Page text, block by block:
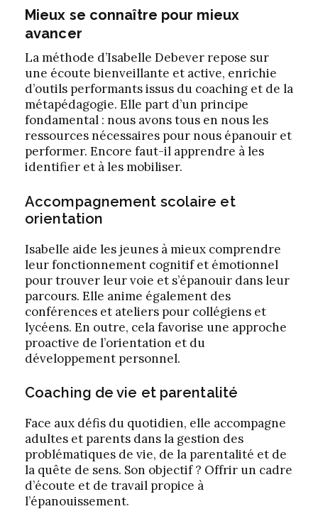
Mieux se connaître pour mieux
avancer
La méthode d’Isabelle Debever repose sur
une écoute bienveillante et active, enrichie
d’outils performants issus du coaching et de la
métapédagogie. Elle part d’un principe
fondamental : nous avons tous en nous les
ressources nécessaires pour nous épanouir et
performer. Encore faut-il apprendre à les
identifier et à les mobiliser.
Accompagnement scolaire et
orientation
Isabelle aide les jeunes à mieux comprendre
leur fonctionnement cognitif et émotionnel
pour trouver leur voie et s’épanouir dans leur
parcours. Elle anime également des
conférences et ateliers pour collégiens et
lycéens. En outre, cela favorise une approche
proactive de l’orientation et du
développement personnel.
Coaching de vie et parentalité
Face aux défis du quotidien, elle accompagne
adultes et parents dans la gestion des
problématiques de vie, de la parentalité et de
la quête de sens. Son objectif ? Offrir un cadre
d’écoute et de travail propice à
l’épanouissement.